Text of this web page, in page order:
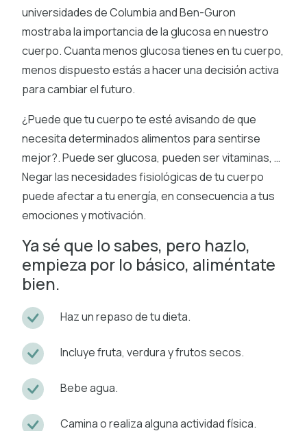
universidades de Columbia and Ben-Guron
mostraba la importancia de la glucosa en nuestro
cuerpo. Cuanta menos glucosa tienes en tu cuerpo,
menos dispuesto estás a hacer una decisión activa
para cambiar el futuro.
¿Puede que tu cuerpo te esté avisando de que
necesita determinados alimentos para sentirse
mejor?. Puede ser glucosa, pueden ser vitaminas, …
Negar las necesidades fisiológicas de tu cuerpo
puede afectar a tu energía, en consecuencia a tus
emociones y motivación.
Ya sé que lo sabes, pero hazlo,
empieza por lo básico, aliméntate
bien.
Haz un repaso de tu dieta.
Incluye fruta, verdura y frutos secos.
Bebe agua.
Camina o realiza alguna actividad física.